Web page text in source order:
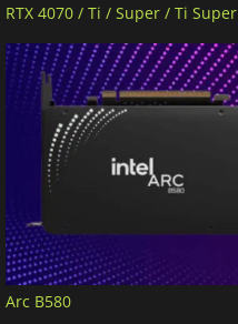
RTX 4070 / Ti / Super / Ti Super
Arc B580